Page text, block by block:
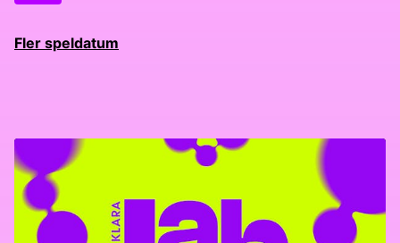
Fler speldatum